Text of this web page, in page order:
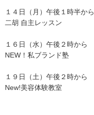
１４日（月）午後１時半から
二胡 自主レッスン
１６日（水）午後２時から
NEW！私ブランド塾
１９日（土）午後２時から
New!美容体験教室